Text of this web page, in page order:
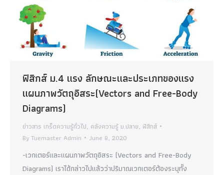
ฟิสิกส์ ม.4 แรง ลักษณะและประเภทของแรง
แผนภาพวัตถุอิสระ(Vectors and Free-Body
Diagrams)
ข่าวสาร เกร็ดความรู้ทั่วไป, คลังความรู้ ม.ปลาย, ฟิสิกส์
ByTuemaster Admin June 8, 2020
-เวกเตอร์และแผนภาพวัตถุอิสระ (Vectors and Free-Body
Diagrams) เราได้กล่าวไปแล้วว่าปริมาณเวกเตอร์ต้องระบุทั้ง